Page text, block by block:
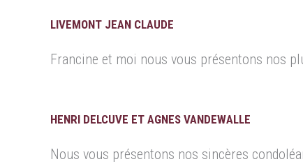
LIVEMONT JEAN CLAUDE
Francine et moi nous vous présentons nos
HENRI DELCUVE ET AGNES VANDEWALLE
Nous vous présentons nos sincères